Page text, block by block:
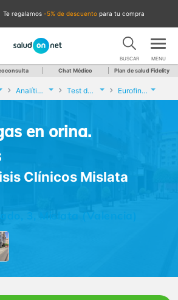
te regalamos -5% de descuento para tu compra
BUSCAR MENU
Chat Médico Plan de salud Fidelity
Analíticas y Genética Test de drogas en orina. Multidrogas Eurofins Análisis Clínicos Mislata
en orina.
Clínicos Mislata
3, Mislata (Valencia)